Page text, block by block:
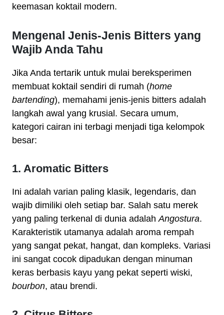
keemasan koktail modern.
Mengenal Jenis-Jenis Bitters yang
Wajib Anda Tahu
Jika Anda tertarik untuk mulai bereksperimen
membuat koktail sendiri di rumah (home
bartending), memahami jenis-jenis bitters adalah
langkah awal yang krusial. Secara umum,
kategori cairan ini terbagi menjadi tiga kelompok
besar:
1. Aromatic Bitters
Ini adalah varian paling klasik, legendaris, dan
wajib dimiliki oleh setiap bar. Salah satu merek
yang paling terkenal di dunia adalah Angostura.
Karakteristik utamanya adalah aroma rempah
yang sangat pekat, hangat, dan kompleks. Variasi
ini sangat cocok dipadukan dengan minuman
keras berbasis kayu yang pekat seperti wiski,
bourbon, atau brendi.